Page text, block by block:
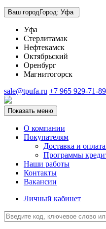
Ваш городГород: Уфа
Уфа
Стерлитамак
Нефтекамск
Октябрьский
Оренбург
Магнитогорск
sale@tpufa.ru +7 965 929-71-89
Показать меню
О компании
Покупателям
Доставка и
Программы
Наши работы
Контакты
Вакансии
Личный кабинет